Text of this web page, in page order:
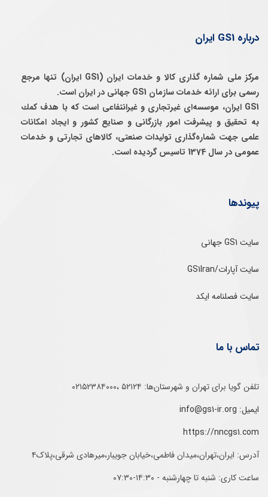
درباره GS1 ایران
مرکز ملی شماره گذاری کالا و خدمات ایران (GS1 ایران) تنها مرجع
رسمی برای ارائه خدمات سازمان GS1 جهانی در ایران است.
GS1 ایران، موسسه‌ای غيرتجاری و غيرانتفاعی است كه با هدف كمك
به تحقيق و پيشرفت امور بازرگانی و صنايع كشور و ايجاد امكانات
علمی جهت شماره‌گذاری توليدات صنعتی، كالاهای تجارتی و خدمات
عمومی در سال 1374 تاسيس گرديده است.
پیوندها
سایت GS1 جهانی
سایت آپارات/GS1Iran
سایت فصلنامه ایکد
تماس با ما
تلفن‌ گویا برای‌ تهران‌‌ و‌ شهرستان‌ها:‌ ۵۲۱۲۴ ،۰۲۱۵۲۳۸۴۰۰۰
ایمیل: info@gs1-ir.org
https://nncgs1.com
آدرس: ایران،تهران،میدان فاطمی،خیابان جویبار،میرهادی شرقی،پلاک۴
ساعت کاری: شنبه تا چهارشنبه - ۱۴:۳۰-۰۷:۳۰